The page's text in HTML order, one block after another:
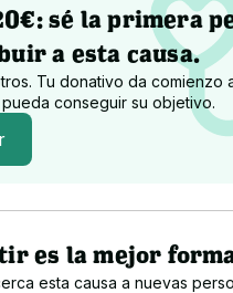
logramos salvar es gracias
no mirar hacia otro lado.
permite seguir siendo ese
en ellos. Gracias por
sé la primera
a esta causa.
Tu donativo da comienzo
pueda conseguir su objetivo.
es la mejor
esta causa a nuevas